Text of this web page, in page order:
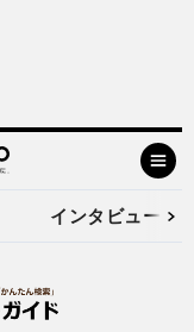
インタビュー